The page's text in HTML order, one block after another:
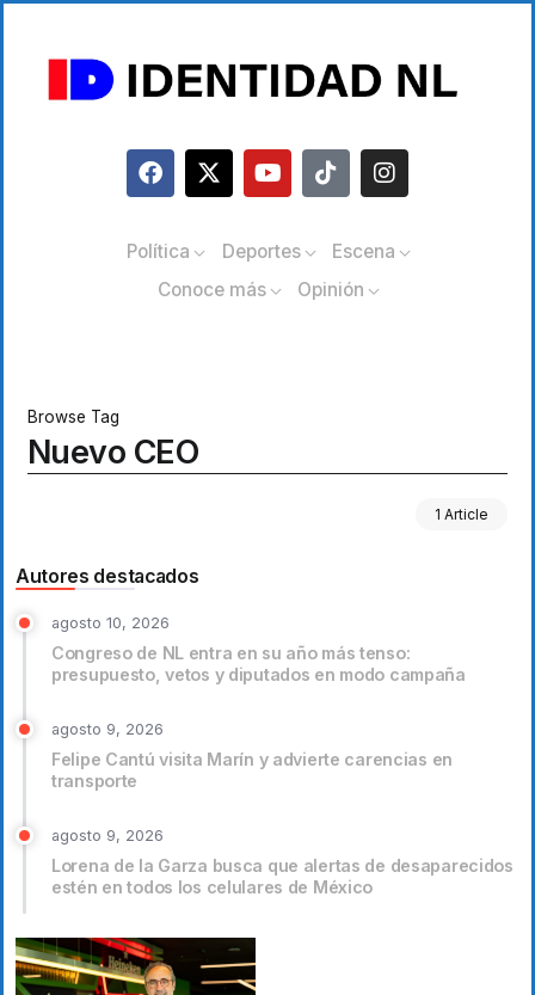
Política Deportes
Escena
Conoce más
Opinión
Browse Tag
Nuevo CEO
1 Article
Autores destacados
agosto 10, 2026
Congreso de NL entra en su año más tenso:
presupuesto, vetos y diputados en modo campaña
agosto 9, 2026
Felipe Cantú visita Marín y advierte carencias en
transporte
agosto 9, 2026
Lorena de la Garza busca que alertas de desaparecidos
estén en todos los celulares de México